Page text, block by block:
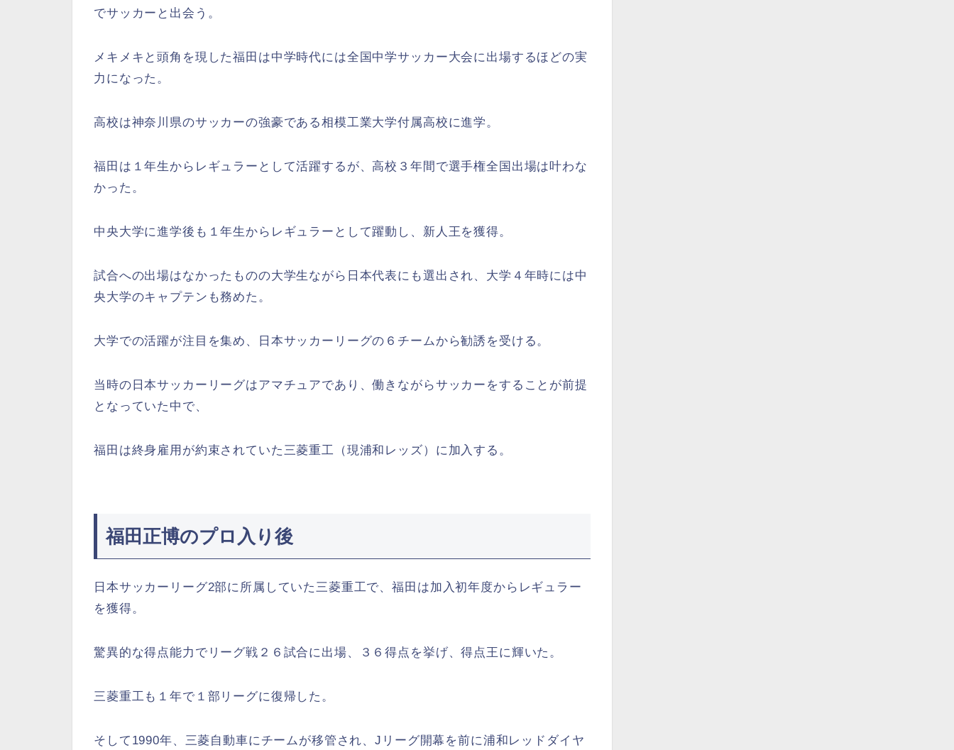
でサッカーと出会う。
メキメキと頭角を現した福田は中学時代には全国中学サッカー大会に出場するほどの実
力になった。
高校は神奈川県のサッカーの強豪である相模工業大学付属高校に進学。
福田は１年生からレギュラーとして活躍するが、高校３年間で選手権全国出場は叶わな
かった。
中央大学に進学後も１年生からレギュラーとして躍動し、新人王を獲得。
試合への出場はなかったものの大学生ながら日本代表にも選出され、大学４年時には中
央大学のキャプテンも務めた。
大学での活躍が注目を集め、日本サッカーリーグの６チームから勧誘を受ける。
当時の日本サッカーリーグはアマチュアであり、働きながらサッカーをすることが前提
となっていた中で、
福田は終身雇用が約束されていた三菱重工（現浦和レッズ）に加入する。
福田正博のプロ入り後
日本サッカーリーグ2部に所属していた三菱重工で、福田は加入初年度からレギュラー
を獲得。
驚異的な得点能力でリーグ戦２６試合に出場、３６得点を挙げ、得点王に輝いた。
三菱重工も１年で１部リーグに復帰した。
そして1990年、三菱自動車にチームが移管され、Jリーグ開幕を前に浦和レッドダイヤ